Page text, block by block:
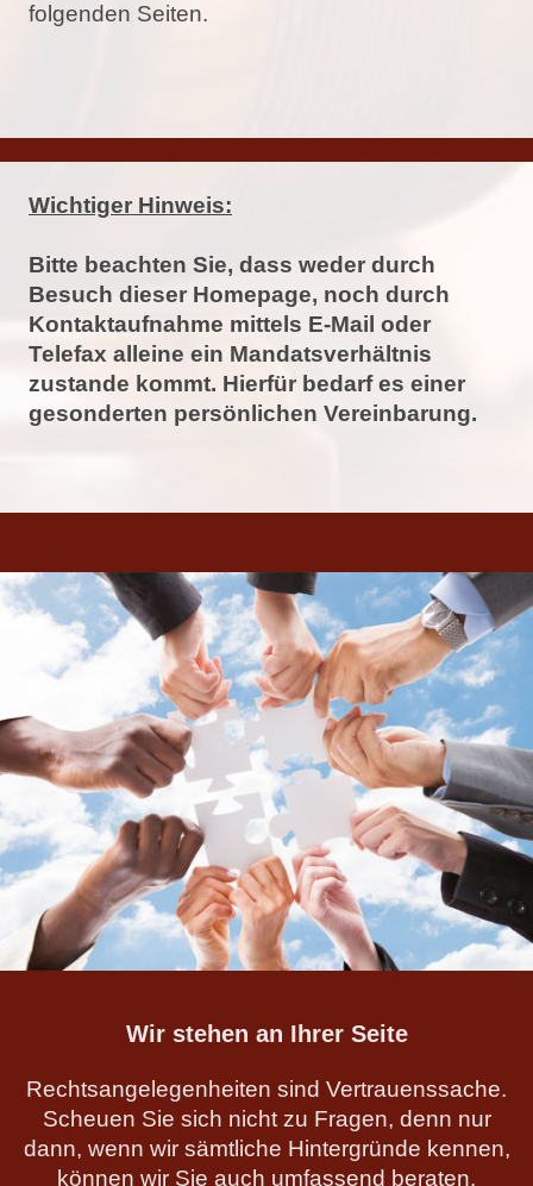
folgenden Seiten.
Wichtiger Hinweis:
Bitte beachten Sie, dass weder durch
Besuch dieser Homepage, noch durch
Kontaktaufnahme mittels E-Mail oder
Telefax alleine ein Mandatsverhältnis
zustande kommt. Hierfür bedarf es einer
gesonderten persönlichen Vereinbarung.
Wir stehen an Ihrer Seite
Rechtsangelegenheiten sind Vertrauenssache.
Scheuen Sie sich nicht zu Fragen, denn nur
dann, wenn wir sämtliche Hintergründe kennen,
können wir Sie auch umfassend beraten.